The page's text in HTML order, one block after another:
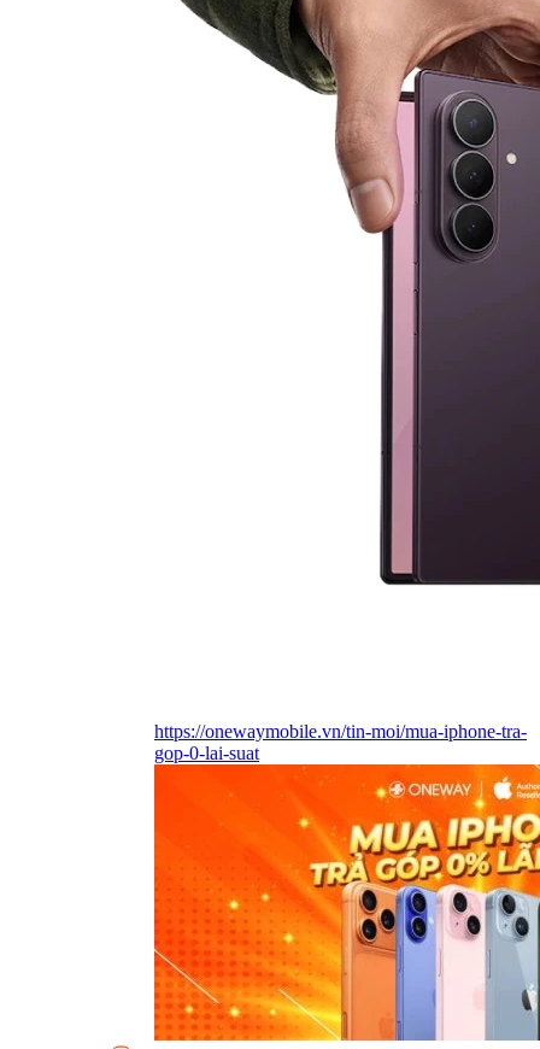
https://onewaymobile.vn/tin-moi/mua-iphone-tra-
gop-0-lai-suat